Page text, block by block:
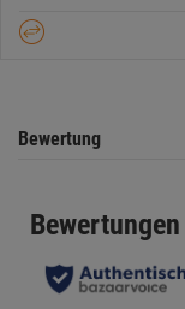
Sternen.
Bewertung